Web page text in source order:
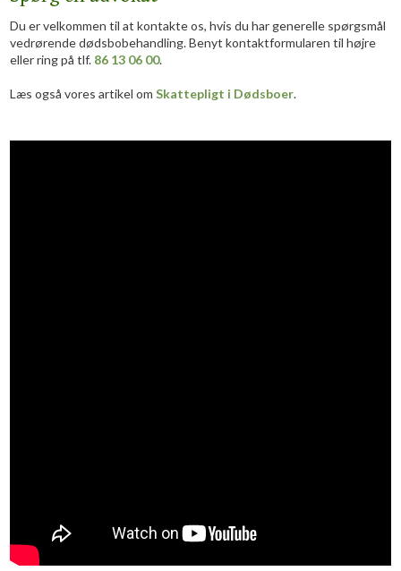
Du er velkommen til at kontakte os, hvis du har generelle spørgsmål
vedrørende dødsbobehandling. Benyt kontaktformularen til højre
eller ring på tlf. 86 13 06 00.
Læs også vores artikel om Skattepligt i Dødsboer.